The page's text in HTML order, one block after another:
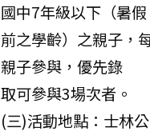
國中7年級以下（暑假
前之學齡）之親子，
親子參與，優先錄
取可參與3場次者。
(三)活動地點：士林